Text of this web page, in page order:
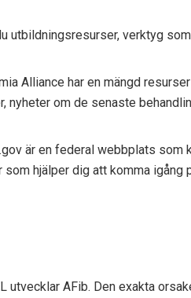
utbildningsresurser, verktyg
Alliance har en mängd
nyheter om de senaste
är en federal webbplats som
hjälper dig att komma
utvecklar AFib. Den exakta